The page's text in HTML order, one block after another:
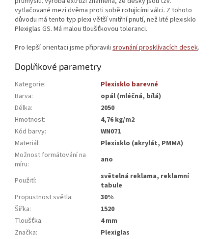
vytlačované mezi dvěma proti sobě rotujícími válci. Z tohoto
důvodu má tento typ plexi větší vnitřní pnutí, než lité plexisklo
Plexiglas GS. Má malou tloušťkovou toleranci.
Pro lepší orientaci jsme připravili srovnání prosklívacích desek.
Doplňkové parametry
Kategorie:
Plexisklo barevné
Barva:
opál (mléčná, bílá)
Délka:
2050
Hmotnost:
4,76 kg/m2
Kód barvy:
WN071
Materiál:
Plexisklo (akrylát, PMMA)
Možnost formátování na
míru: ano
Použití:
světelná reklama, reklamní
tabule
Propustnost světla:
30%
Šířka:
1520
Tloušťka:
4 mm
Značka:
Plexiglas